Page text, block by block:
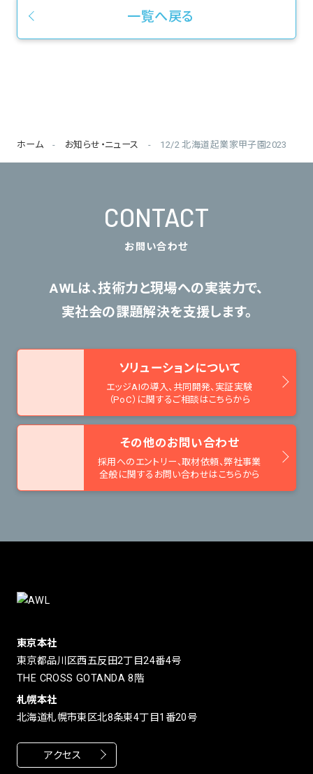
一覧へ戻る
ホーム お知らせ・ニュース 12/2 北海道起業家甲子園2023
CONTACT
お問い合わせ
AWLは、技術力と現場への実装力で、
実社会の課題解決を支援します。
ソリューションについて
エッジAIの導入、共同開発、 実証実験
（PoC）に関するご相談はこちらから
その他のお問い合わせ
採用へのエントリー、取材依頼、弊社事業
全般に関するお問い合わせはこちらから
東京本社
東京都品川区西五反田2丁目24番4号
THE CROSS GOTANDA 8階
札幌本社
北海道札幌市東区北8条東4丁目1番20号
アクセス